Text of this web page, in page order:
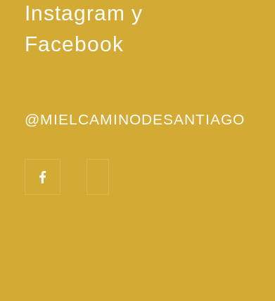
Instagram y
Facebook
@MIELCAMINODESANTIAGO